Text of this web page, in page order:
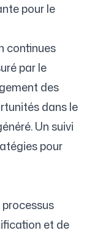
pour le
continues
par le
des
dans le
Un suivi
pour
et de